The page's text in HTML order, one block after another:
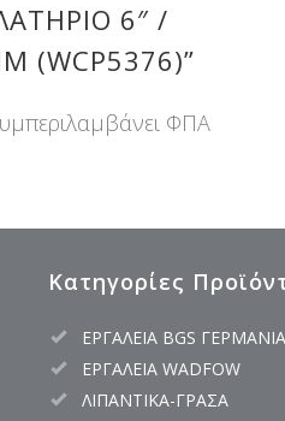
6″ /
(WCP5376)”
ΦΠΑ
Κατηγορίες
ΕΡΓΑΛΕΙΑ BGS
ΕΡΓΑΛΕΙΑ WADFOW
ΛΙΠΑΝΤΙΚΑ-ΓΡΑΣΑ